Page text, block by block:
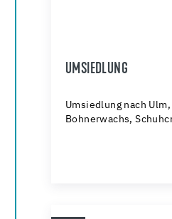
UMSIEDLUNG
Umsiedlung nach
Bohnerwachs,